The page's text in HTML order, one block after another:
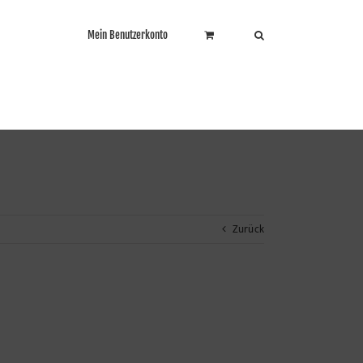
Mein Benutzerkonto
Zurück